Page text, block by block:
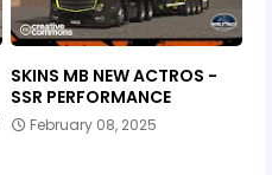
SKINS MB NEW ACTROS -
SSR PERFORMANCE
February 08, 2025